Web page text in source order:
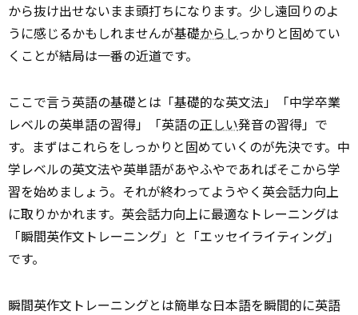
から抜け出せないまま頭打ちになります。少し遠回りのよ
うに感じるかもしれませんが基礎からしっかりと固めてい
くことが結局は一番の近道です。
ここで言う英語の基礎とは「基礎的な英文法」「中学卒業
レベルの英単語の習得」「英語の正しい発音の習得」で
す。まずはこれらをしっかりと固めていくのが先決です。中
学レベルの英文法や英単語があやふやであればそこから学
習を始めましょう。それが終わってようやく英会話力向上
に取りかかれます。英会話力向上に最適なトレーニングは
「瞬間英作文トレーニング」と「エッセイライティング」
です。
瞬間英作文トレーニングとは簡単な日本語を瞬間的に英語